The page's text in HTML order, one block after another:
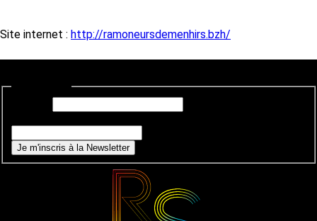
Site internet : http://ramoneursdemenhirs.bzh/
Je m'inscris à la Newsletter